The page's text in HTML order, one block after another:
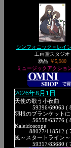
シンフォニック＝レイ
工画堂スタジオ
新品 ￥5,980
ミュージックアクショ
2026年8月1日
天使の歌う小夜曲
59396/69063 (
羽根のブランケット
56558/63776 (
Kaleidoscope
88027/118512 (
風～スタートライン～
59317/83680 (